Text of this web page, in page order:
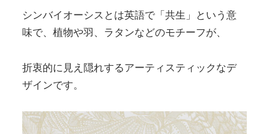
シンバイオーシスとは英語で「共生」という意
味で、植物や羽、ラタンなどのモチーフが、
折衷的に見え隠れするアーティスティックなデ
ザインです。